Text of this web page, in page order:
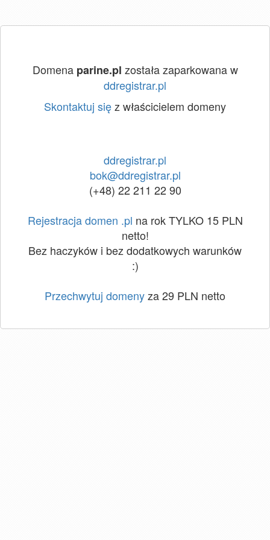
Domena parine.pl została zaparkowana w
ddregistrar.pl
Skontaktuj sięz właścicielem domeny
ddregistrar.pl
bok@ddregistrar.pl
(+48) 22 211 22 90
Rejestracja domen .pl na rok TYLKO 15 PLN
netto!
Bez haczyków i bez dodatkowych warunków
:)
Przechwytuj domenyza 29 PLN netto